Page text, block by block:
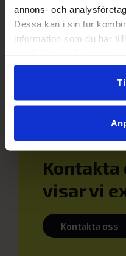
annons- och
Dessa kan i sin tur
information som du har
Kontakta
visar vi
Kontakta oss